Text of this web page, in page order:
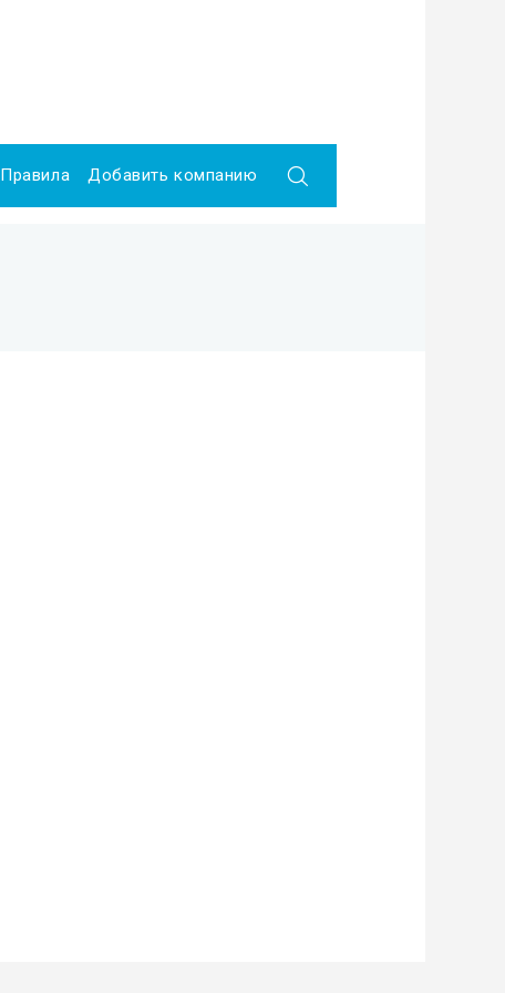
Правила Добавить компанию